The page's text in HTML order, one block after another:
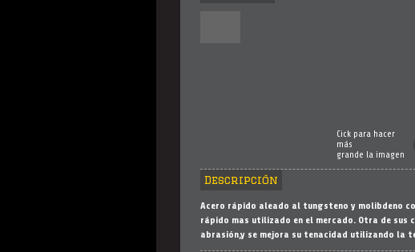
Cick para hacer
más
grande la imagen
Descripción
Acero rápido aleado al tungsteno y molibdeno
rápido mas utilizado en el mercado. Otra de
abrasión,y se mejora su tenacidad utilizando la